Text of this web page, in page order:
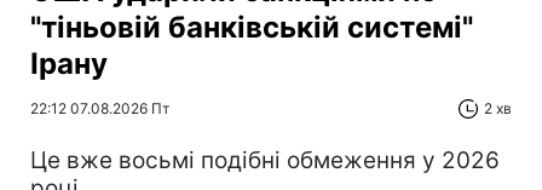
"тіньовій банківській системі"
Ірану
22:12 07.08.2026 Пт 2 хв
Це вже восьмі подібні обмеження у 2026